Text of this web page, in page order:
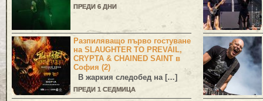
ПРЕДИ 6 ДНИ
Разпиляващо първо гостуване
на SLAUGHTER TO PREVAIL,
CRYPTA & CHAINED SAINT в
София (2)
В жаркия следобед на […]
ПРЕДИ 1 СЕДМИЦА